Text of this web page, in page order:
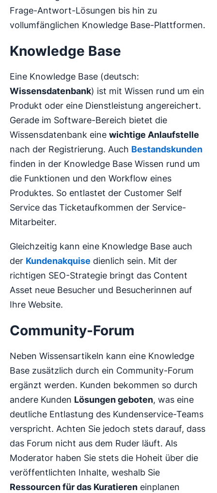
Frage-Antwort-Lösungen bis hin zu
vollumfänglichen Knowledge Base-Plattformen.
Knowledge Base
Eine Knowledge Base (deutsch:
Wissensdatenbank) ist mit Wissen rund um ein
Produkt oder eine Dienstleistung angereichert.
Gerade im Software-Bereich bietet die
Wissensdatenbank eine wichtige Anlaufstelle
nach der Registrierung. Auch Bestandskunden
finden in der Knowledge Base Wissen rund um
die Funktionen und den Workflow eines
Produktes. So entlastet der Customer Self
Service das Ticketaufkommen der Service-
Mitarbeiter.
Gleichzeitig kann eine Knowledge Base auch
der Kundenakquise dienlich sein. Mit der
richtigen SEO-Strategie bringt das Content
Asset neue Besucher und Besucherinnen auf
Ihre Website.
Community-Forum
Neben Wissensartikeln kann eine Knowledge
Base zusätzlich durch ein Community-Forum
ergänzt werden. Kunden bekommen so durch
andere Kunden Lösungen geboten, was eine
deutliche Entlastung des Kundenservice-Teams
verspricht. Achten Sie jedoch stets darauf, dass
das Forum nicht aus dem Ruder läuft. Als
Moderator haben Sie stets die Hoheit über die
veröffentlichten Inhalte, weshalb Sie
Ressourcen für das Kuratieren einplanen